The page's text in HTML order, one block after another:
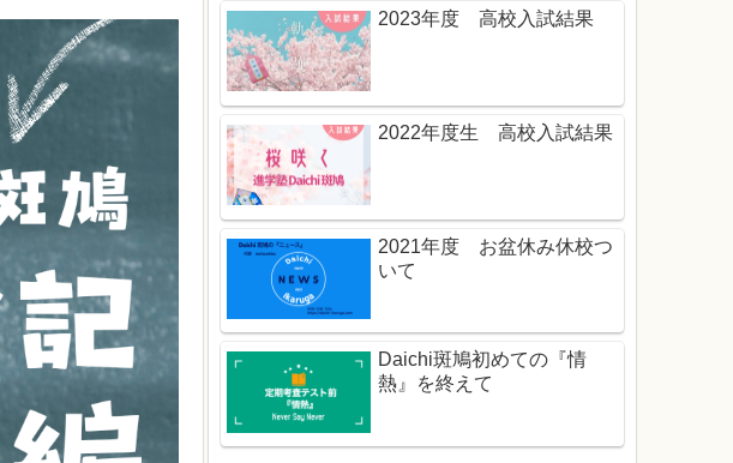
2023年度 高校入試結果
2022年度生 高校入試結果
2021年度 お盆休み休校つ
いて
Daichi斑鳩初めての『情
熱』を終えて